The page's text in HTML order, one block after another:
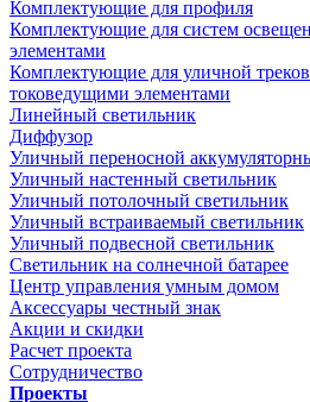
Комплектующие для профиля
Комплектующие для систем
элементами
Комплектующие для уличной
токоведущими элементами
Линейный светильник
Диффузор
Уличный переносной
Уличный настенный светильник
Уличный потолочный светильник
Уличный встраиваемый светильник
Уличный подвесной светильник
Светильник на солнечной батарее
Центр управления умным домом
Аксессуары честный знак
Акции и скидки
Расчет проекта
Сотрудничество
Проекты